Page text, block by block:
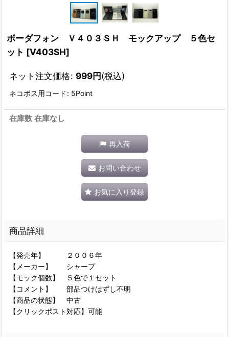
ボーダフォン Ｖ４０３ＳＨ モックアップ ５色セ
ット [V403SH]
ネット注文価格: 999円(税込)
ネコポス用コード : 5Point
在庫数 在庫なし
再入荷
お問い合わせ
お気に入り登録
商品詳細
【発売年】 ２００６年
【メーカー】 シャープ
【モック個数】 ５色で１セット
【コメント】 部品つけはずし不明
【商品の状態】 中古
【クリックポスト対応】可能